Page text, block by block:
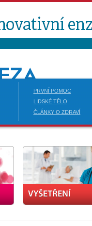
PRVNÍ POMOC
LIDSKÉ TĚLO
ČLÁNKY O ZDRAVÍ